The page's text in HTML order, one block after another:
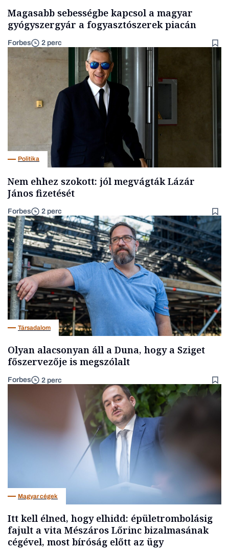
Magasabb sebességbe kapcsol a magyar
gyógyszergyár a fogyasztószerek piacán
Forbes 2 perc
Politika
Nem ehhez szokott: jól megvágták Lázár
János fizetését
Forbes 2 perc
Társadalom
Olyan alacsonyan áll a Duna, hogy a Sziget
főszervezője is megszólalt
Forbes 2 perc
Magyar cégek
Itt kell élned, hogy elhidd: épületrombolásig
fajult a vita Mészáros Lőrinc bizalmasának
cégével, most bíróság előtt az ügy